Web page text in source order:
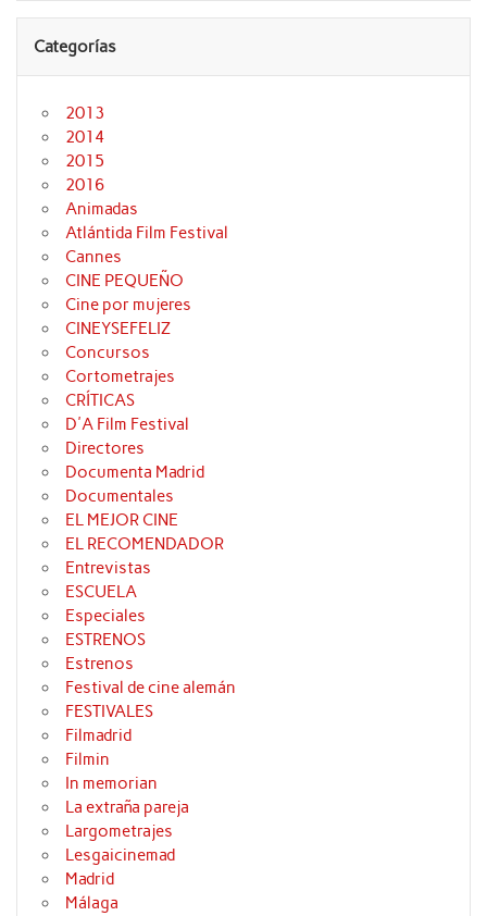
Categorías
2013
2014
2015
2016
Animadas
Atlántida Film Festival
Cannes
CINE PEQUEÑO
Cine por mujeres
CINEYSEFELIZ
Concursos
Cortometrajes
CRÍTICAS
D'A Film Festival
Directores
Documenta Madrid
Documentales
EL MEJOR CINE
EL RECOMENDADOR
Entrevistas
ESCUELA
Especiales
ESTRENOS
Estrenos
Festival de cine alemán
FESTIVALES
Filmadrid
Filmin
In memorian
La extraña pareja
Largometrajes
Lesgaicinemad
Madrid
Málaga